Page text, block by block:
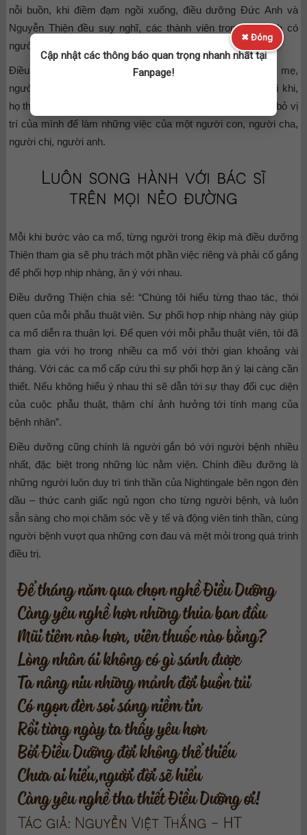
nỗi buồn, khi điềm đạm ngồi xuống, điều dưỡng Đức Anh và
Nguyễn Thiện đều suy nghĩ, các thành viên trong gia đình có
người làm nghề y đều thiệt thòi.
Điều dưỡng chăm sóc bệnh nhân của mình nhưng khi bố mẹ,
người thân của họ ốm đau, họ không chăm sóc được. Đôi khi,
họ thấy bất lực vì công việc bận rộn không cho phép họ rời bỏ vị
trí của mình để làm những việc của một người con, người cha,
người chị, người anh.
Mỗi khi bước vào ca mổ, từng người trong êkip mà điều dưỡng
Thiện tham gia sẽ phụ trách một phần việc riêng và phải cố gắng
để phối hợp nhịp nhàng, ăn ý với nhau.
Điều dưỡng Thiện chia sẻ: “Chúng tôi hiểu từng thao tác, thói
quen của mỗi phẫu thuật viên. Sự phối hợp nhịp nhàng này giúp
ca mổ diễn ra thuận lợi. Để quen với mỗi phẫu thuật viên, tôi đã
tham gia với họ trong nhiều ca mổ với thời gian khoảng vài
tháng. Với các ca mổ cấp cứu thì sự phối hợp ăn ý lại càng cần
thiết. Nếu không hiểu ý nhau thì sẽ dẫn tới sự thay đổi cục diện
của cuộc phẫu thuật, thậm chí ảnh hưởng tới tính mạng của
bệnh nhân”.
Điều dưỡng cũng chính là người gắn bó với người bệnh nhiều
nhất, đặc biệt trong những lúc nằm viện. Chính điều đưỡng là
những người luôn duy trì tinh thần của Nightingale bên ngọn đèn
dầu – thức canh giấc ngủ ngon cho từng người bệnh, và luôn
sẵn sàng cho mọi chăm sóc về y tế và động viên tinh thần, cùng
người bệnh vượt qua những cơn đau và mệt mỏi trong quá trình
điều trị.
✖ Đóng
Cập nhật các thông báo quan trọng nhanh nhất tại
Fanpage!